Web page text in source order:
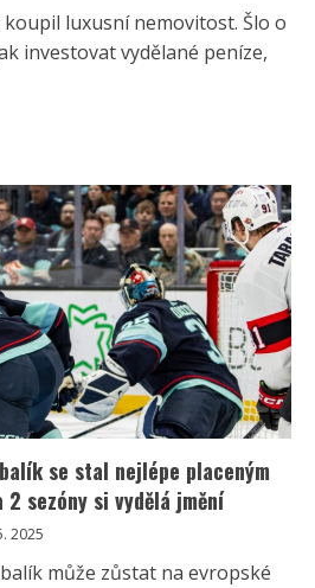
luxusní nemovitost. Šlo o
investovat vydělané peníze,
se stal nejlépe placeným
sezóny si vydělá jmění
2025
může zůstat na evropské